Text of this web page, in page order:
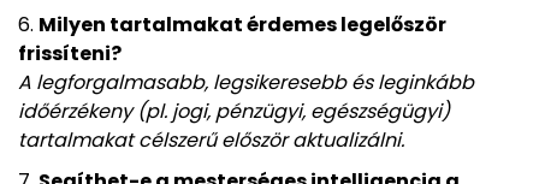
Milyen tartalmakat érdemes legelőször
frissíteni?
A legforgalmasabb, legsikeresebb és leginkább
időérzékeny (pl. jogi, pénzügyi, egészségügyi)
tartalmakat célszerű először aktualizálni.